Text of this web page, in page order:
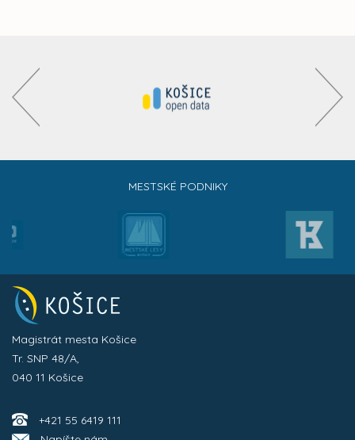
MESTSKÉ PODNIKY
Magistrát mesta Košice
Tr. SNP 48/A,
040 11 Košice
+421 55 6419 111